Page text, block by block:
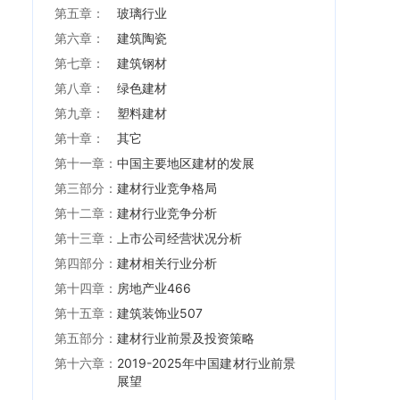
第五章：
玻璃行业
第六章：
建筑陶瓷
第七章：
建筑钢材
第八章：
绿色建材
第九章：
塑料建材
第十章：
其它
第十一章： 中国主要地区建材的发展
第三部分： 建材行业竞争格局
第十二章： 建材行业竞争分析
第十三章：
上市公司经营状况分析
第四部分： 建材相关行业分析
第十四章： 房地产业466
第十五章： 建筑装饰业507
第五部分： 建材行业前景及投资策略
第十六章： 2019-2025年中国建材行业前景
展望